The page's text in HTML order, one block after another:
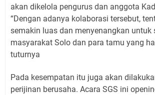
akan dikelola pengurus dan anggota
“Dengan adanya kolaborasi tersebut,
semakin luas dan menyenangkan untuk
masyarakat Solo dan para tamu yang
tuturnya
Pada kesempatan itu juga akan
perijinan berusaha. Acara SGS ini